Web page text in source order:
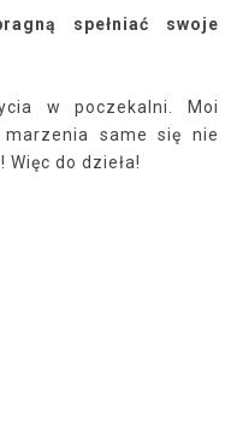
spełniać swoje
w poczekalni. Moi
same się nie
Więc do dzieła!